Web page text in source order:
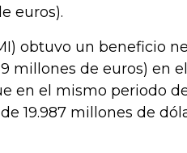
euros).
obtuvo un beneficio
millones de euros) en el
en el mismo periodo
19.987 millones de